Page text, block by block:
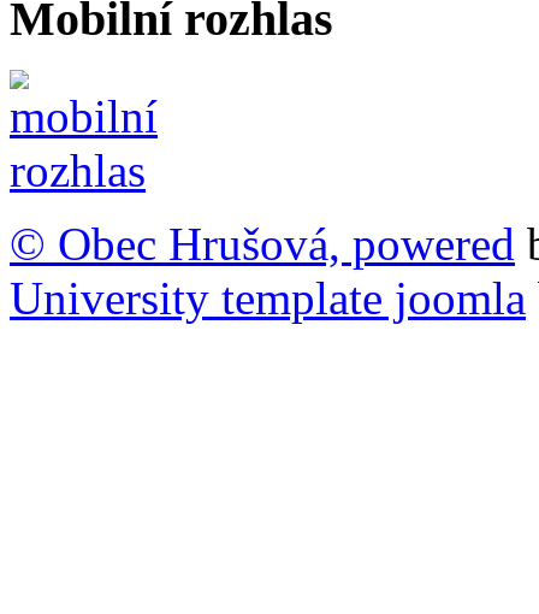
Mobilní rozhlas
© Obec Hrušová, powered
University template joomla